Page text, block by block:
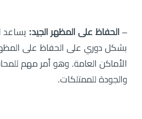
– الحفاظ على المظهر الجيد: يساعد
بشكل دوري على الحفاظ على المظهر
الأماكن العامة. وهو أمر مهم
والجودة للممتلكات.